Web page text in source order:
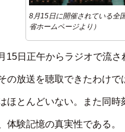
8月15日に開催されている全
省ホームページより）
15日正午からラジオで流
の放送を聴取できたわけ
ほとんどいない。また同
体験記憶の真実性である。